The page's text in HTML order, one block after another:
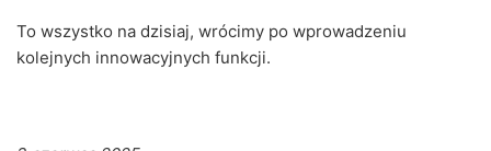
To wszystko na dzisiaj, wrócimy po wprowadzeniu
kolejnych innowacyjnych funkcji.